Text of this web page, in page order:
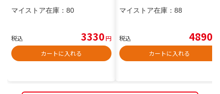
マイストア在庫： 80
税込 3330円
カートに入れる
マイストア在庫： 88
税込 4890
カートに入れる